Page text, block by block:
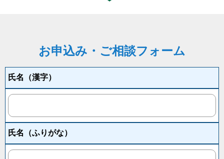
お申込み・ご相談フォーム
氏名 （漢字）
氏名 （ふりがな）